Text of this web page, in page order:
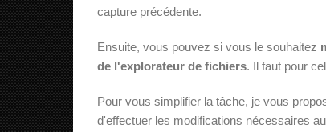
capture précédente.
Ensuite, vous pouvez si vous le souhaitez
de l'explorateur de fichiers. Il faut pour
Pour vous simplifier la tâche, je vous
d'effectuer les modifications nécessaires